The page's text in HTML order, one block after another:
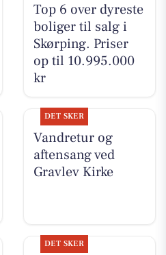
Top 6 over dyreste
boliger til salg i
Skørping. Priser
op til 10.995.000
kr
DET SKER
Vandretur og
aftensang ved
Gravlev Kirke
DET SKER